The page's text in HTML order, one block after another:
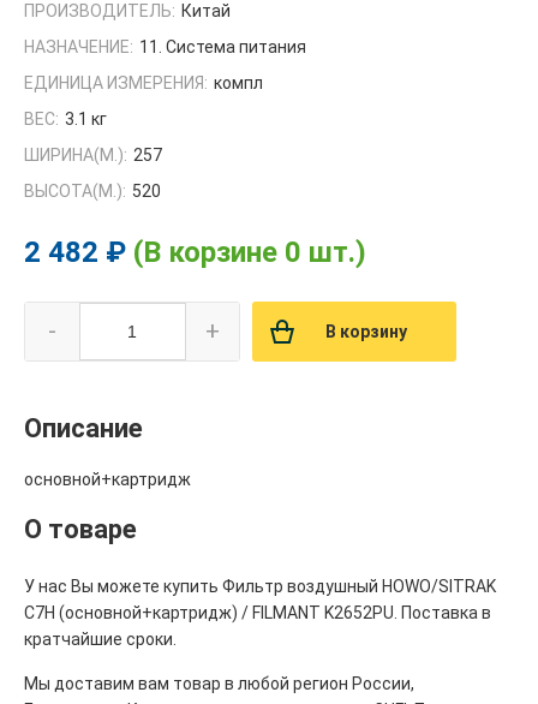
ПРОИЗВОДИТЕЛЬ: Китай
НАЗНАЧЕНИЕ: 11. Система питания
ЕДИНИЦА ИЗМЕРЕНИЯ: компл
ВЕС: 3.1 кг
ШИРИНА(М.): 257
ВЫСОТА(М.): 520
2 482 ₽ (В корзине 0 шт.)
- + В корзину
Описание
основной+картридж
О товаре
У нас Вы можете купить Фильтр воздушный HOWO/SITRAK
C7H (основной+картридж) / FILMANT K2652PU. Поставка в
кратчайшие сроки.
Мы доставим вам товар в любой регион России,